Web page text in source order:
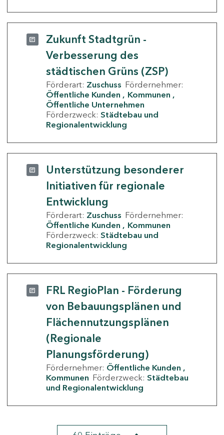
Zukunft Stadtgrün -
Verbesserung des
städtischen Grüns (ZSP)
Förderart: Zuschuss Fördernehmer:
Öffentliche Kunden
Kommunen
Öffentliche Unternehmen
Förderzweck: Städtebau und
Regionalentwicklung
Unterstützung besonderer
Initiativen für regionale
Entwicklung
Förderart: Zuschuss Fördernehmer:
Öffentliche Kunden
Kommunen
Förderzweck: Städtebau und
Regionalentwicklung
FRL RegioPlan - Förderung
von Bebauungsplänen und
Flächennutzungsplänen
(Regionale
Planungsförderung)
Fördernehmer: Öffentliche Kunden
Kommunen Förderzweck: Städtebau
und Regionalentwicklung